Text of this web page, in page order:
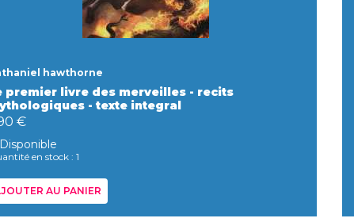
hawthorne
premier livre des merveilles - recits
- texte integral
€
Disponible
en stock : 1
AU PANIER